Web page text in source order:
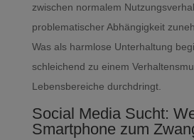
zwischen normalem
problematischer Abhängigkeit
Was als harmlose Unterhaltung
schleichend zu einem
Lebensbereiche durchdringt.
Social Media Sucht:
Smartphone zum